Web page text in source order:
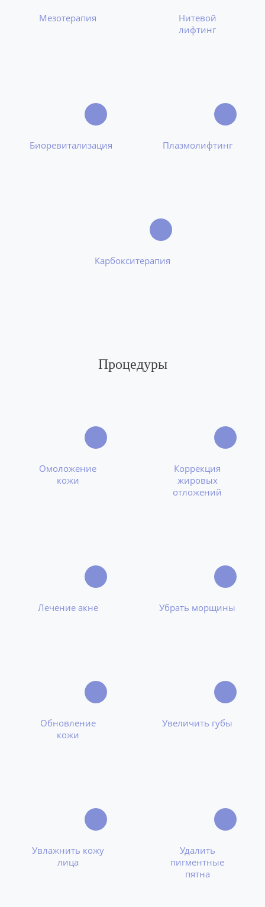
Мезотерапия
Нитевой
лифтинг
Биоревитализация Плазмолифтинг
Карбокситерапия
Процедуры
Омоложение
кожи
Коррекция
жировых
отложений
Лечение акне Убрать морщины
Обновление
кожи
Увеличить губы
Увлажнить кожу
лица
Удалить
пигментные
пятна